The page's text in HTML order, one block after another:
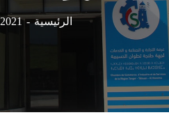
الرئيسية 2021